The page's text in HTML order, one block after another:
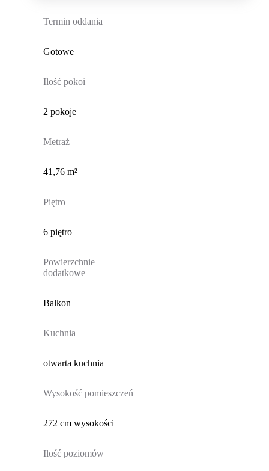
Termin oddania
Gotowe
Ilość pokoi
2 pokoje
Metraż
41,76 m²
Piętro
6 piętro
Powierzchnie
dodatkowe
Balkon
Kuchnia
otwarta kuchnia
Wysokość pomieszczeń
272 cm wysokości
Ilość poziomów